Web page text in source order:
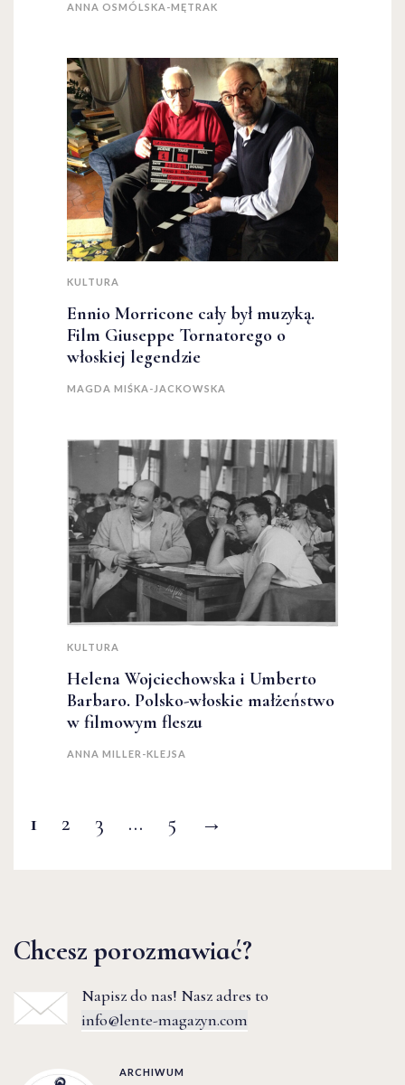
ANNA OSMÓLSKA-MĘTRAK
KULTURA
Ennio Morricone cały był muzyką.
Film Giuseppe Tornatorego o
włoskiej legendzie
MAGDA MIŚKA-JACKOWSKA
KULTURA
Helena Wojciechowska i Umberto
Barbaro. Polsko-włoskie małżeństwo
w filmowym fleszu
ANNA MILLER-KLEJSA
1 2 3 … 5 →
Chcesz porozmawiać?
Napisz do nas! Nasz adres to
info@lente-magazyn.com
ARCHIWUM